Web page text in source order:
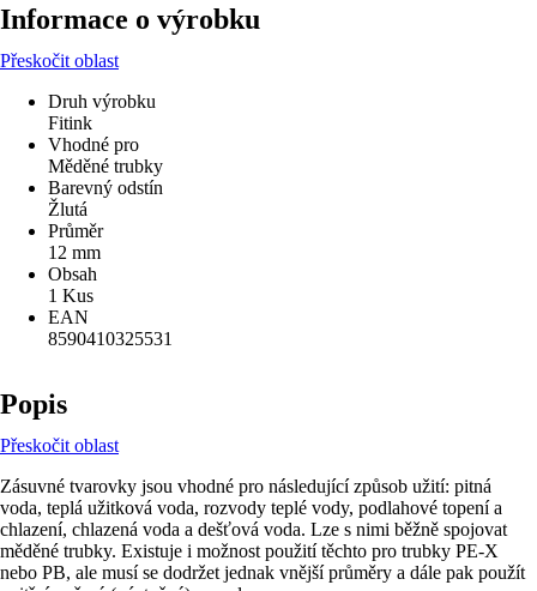
Informace o výrobku
Přeskočit oblast
Druh výrobku
Fitink
Vhodné pro
Měděné trubky
Barevný odstín
Žlutá
Průměr
12 mm
Obsah
1 Kus
EAN
8590410325531
Popis
Přeskočit oblast
Zásuvné tvarovky jsou vhodné pro následující způsob užití: pitná
voda, teplá užitková voda, rozvody teplé vody, podlahové topení a
chlazení, chlazená voda a dešťová voda. Lze s nimi běžně spojovat
měděné trubky. Existuje i možnost použití těchto pro trubky PE-X
nebo PB, ale musí se dodržet jednak vnější průměry a dále pak použít